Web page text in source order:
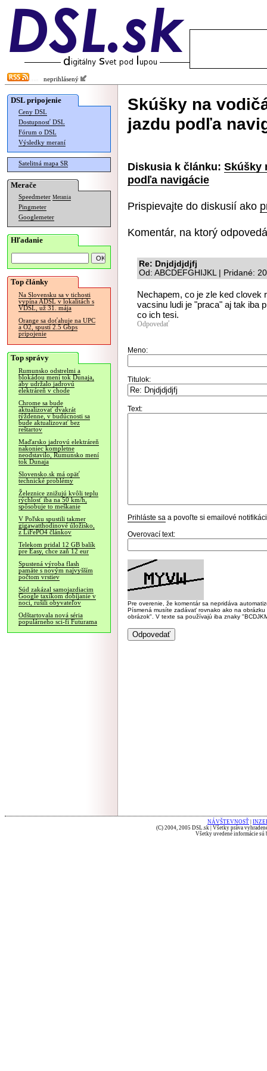
neprihlásený
DSL pripojenie
Ceny DSL
Dostupnosť DSL
Fórum o DSL
Výsledky meraní
Satelitná mapa SR
Merače
Speedmeter Merania
Pingmeter
Googlemeter
Hľadanie
Top články
Na Slovensku sa v tichosti
vypína ADSL v lokalitách s
VDSL, už 31. mája
Orange sa doťahuje na UPC
a O2, spustí 2.5 Gbps
pripojenie
Top správy
Rumunsko odstrelmi a
blokádou mení tok Dunaja,
aby udržalo jadrovú
elektráreň v chode
Chrome sa bude
aktualizovať dvakrát
týždenne, v budúcnosti sa
bude aktualizovať bez
reštartov
Maďarsko jadrovú elektráreň
nakoniec kompletne
neodstavilo, Rumunsko mení
tok Dunaja
Slovensko.sk má opäť
technické problémy
Železnice znižujú kvôli teplu
rýchlosť iba na 50 km/h,
spôsobuje to meškanie
V Poľsku spustili takmer
gigawatthodinové úložisko,
z LiFePO4 článkov
Telekom pridal 12 GB balík
pre Easy, chce zaň 12 eur
Spustená výroba flash
pamäte s novým najvyšším
počtom vrstiev
Súd zakázal samojazdiacim
Google taxíkom dobíjanie v
noci, rušili obyvateľov
Odštartovala nová séria
populárneho sci-fi Futurama
Skúšky na
jazdu podľa
Diskusia k článku: Skúšky
podľa navigácie
Prispievajte do diskusií ako
Komentár, na ktorý
Re: Dnjdjdjdjfj
Od: ABCDEFGHIJKL | Pridané:
Nechapem, co je zle ked clovek
vacsinu ludi je "praca" aj tak iba
co ich tesi.
Odpovedať
Meno:
Titulok:
Text:
Prihláste sa a povoľte si emailové
Overovací text:
Pre overenie, že komentár sa nepridáva
Písmená musíte zadávať rovnako ako na
obrázok". V texte sa používajú iba znaky
NÁVŠTEVNOSŤ
(C) 2004, 2005 DSL.sk | Všetky práva
Všetky uvedené informácie sú